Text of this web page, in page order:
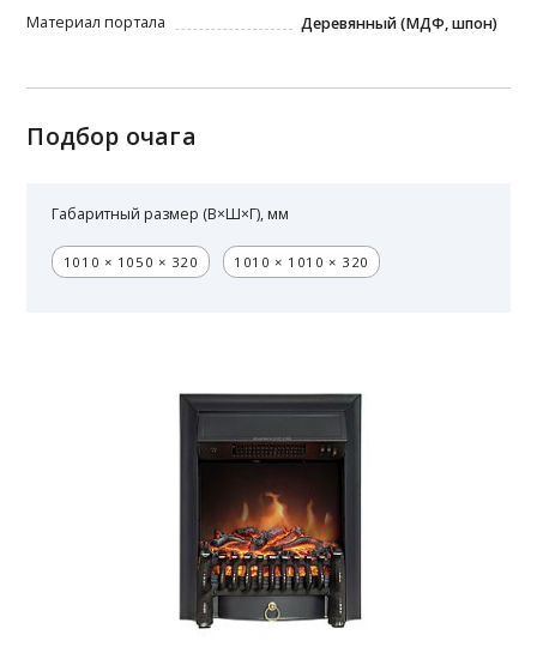
Материал портала
Деревянный (МДФ, шпон)
Подбор очага
Габаритный размер (В×Ш×Г), мм
1010 × 1050 × 320 1010 × 1010 × 320